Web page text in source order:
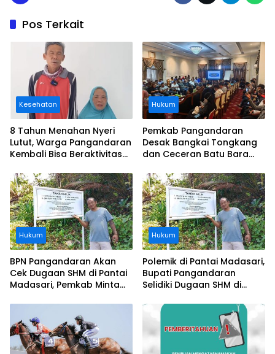
Pos Terkait
Kesehatan
8 Tahun Menahan Nyeri
Lutut, Warga Pangandaran
Kembali Bisa Beraktivitas
Ditanggung BPJS
Hukum
Pemkab Pangandaran
Desak Bangkai Tongkang
dan Ceceran Batu Bara
Buruknya Koordinasi
Perusahaan
Hukum
BPN Pangandaran Akan
Cek Dugaan SHM di Pantai
Madasari, Pemkab Minta
Hukum
Polemik di Pantai Madasari,
Bupati Pangandaran
Selidiki Dugaan SHM di
Pantai